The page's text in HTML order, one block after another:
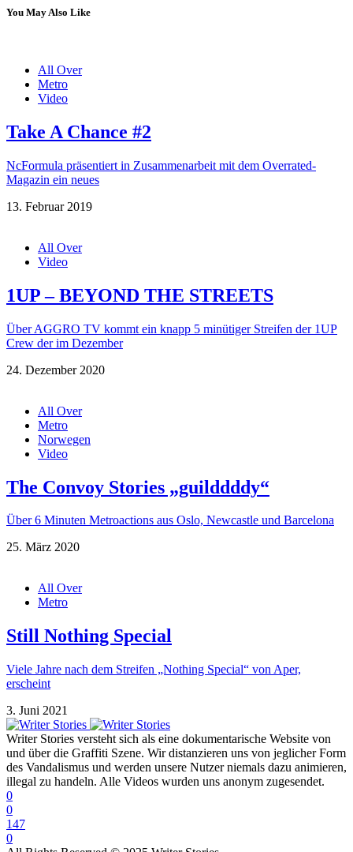
You May Also Like
All Over
Metro
Video
Take A Chance #2
NcFormula präsentiert in Zusammenarbeit mit dem Overrated-
Magazin ein neues
13. Februar 2019
All Over
Video
1UP – BEYOND THE STREETS
Über AGGRO TV kommt ein knapp 5 minütiger Streifen der 1UP
Crew der im Dezember
24. Dezember 2020
All Over
Metro
Norwegen
Video
The Convoy Stories „guilddddy“
Über 6 Minuten Metroactions aus Oslo, Newcastle und Barcelona
25. März 2020
All Over
Metro
Still Nothing Special
Viele Jahre nach dem Streifen „Nothing Special“ von Aper,
erscheint
3. Juni 2021
Writer Stories versteht sich als eine dokumentarische Website von
und über die Graffiti Szene. Wir distanzieren uns von jeglicher Form
des Vandalismus und werden unsere Nutzer niemals dazu animieren,
illegal zu handeln. Alle Videos wurden uns anonym zugesendet.
0
0
147
0